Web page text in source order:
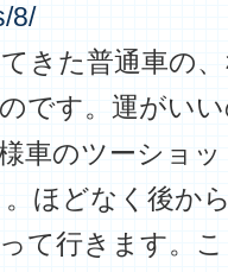
8/
きた普通車の
です。運がい
車のツーショ
ほどなく後か
て行きます。